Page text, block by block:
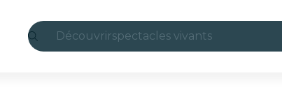
Découvrirspectacles vivants